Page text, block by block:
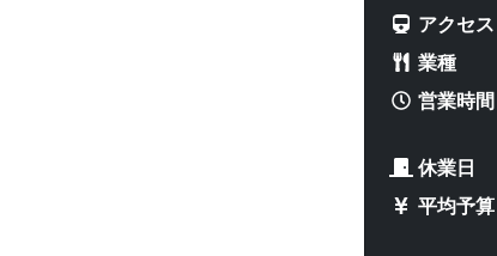
アクセス
業種
営業時間
休業日
平均予算